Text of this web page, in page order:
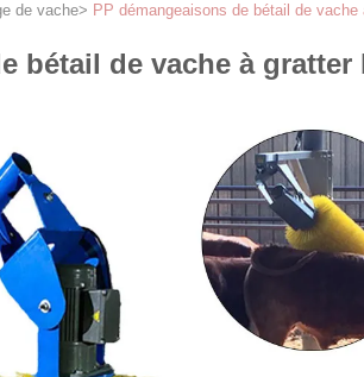
de vache> PP démangeaisons de bétail de
bétail de vache à